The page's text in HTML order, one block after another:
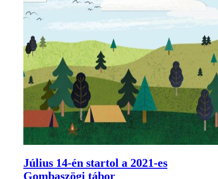
Július 14-én startol a 2021-es
Gombaszögi tábor